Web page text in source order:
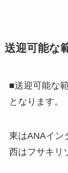
送迎可能な
■送迎可能な
となります。
東はANAイン
西はフサキリ